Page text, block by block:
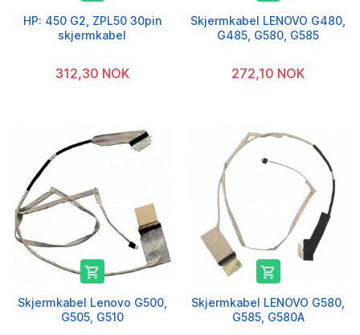
HP: 450 G2, ZPL50 30pin
skjermkabel
312,30 NOK
Skjermkabel LENOVO G480,
G485, G580, G585
272,10 NOK

Skjermkabel Lenovo G500,
G505, G510

Skjermkabel LENOVO G580,
G585, G580A